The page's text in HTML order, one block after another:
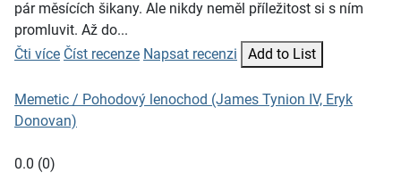
pár měsících šikany. Ale nikdy neměl příležitost si s ním
promluvit. Až do...
Čti více Číst recenze Napsat recenzi Add to List
Memetic / Pohodový lenochod (James Tynion IV, Eryk
Donovan)
0.0 (0)